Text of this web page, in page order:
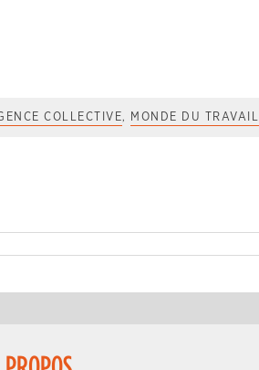
COLLECTIVE, MONDE DU TRAVAIL